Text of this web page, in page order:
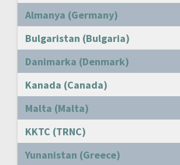
Almanya (Germany)
Bulgaristan (Bulgaria)
Danimarka (Denmark)
Kanada (Canada)
Malta (Malta)
KKTC (TRNC)
Yunanistan (Greece)